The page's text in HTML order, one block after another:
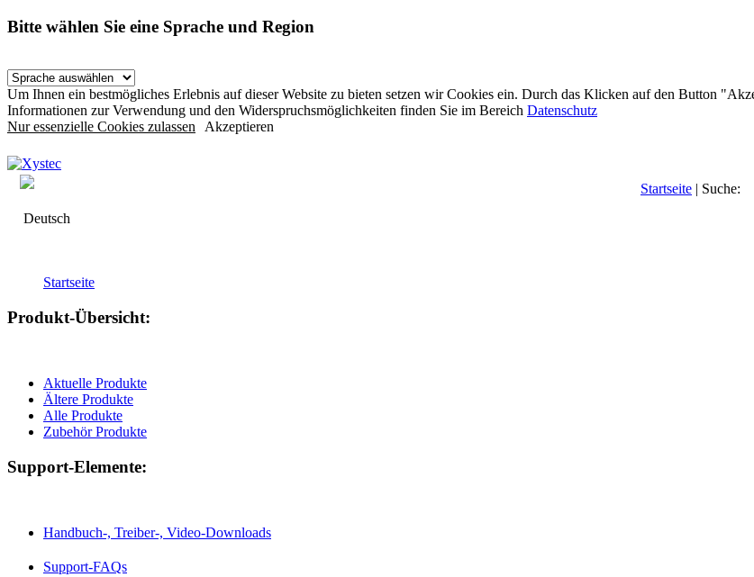
Bitte wählen Sie eine Sprache und Region
Um Ihnen ein bestmögliches Erlebnis auf dieser Website zu bieten setzen wir Cookies ein. Durch das Klicken auf den Button
Informationen zur Verwendung und den Widerspruchsmöglichkeiten finden Sie im Bereich Datenschutz
Nur essenzielle Cookies zulassen Akzeptieren
Deutsch
Startseite | Suche:
Startseite
Produkt-Übersicht:
Aktuelle Produkte
Ältere Produkte
Alle Produkte
Zubehör Produkte
Support-Elemente:
Handbuch-, Treiber-, Video-Downloads
Support-FAQs